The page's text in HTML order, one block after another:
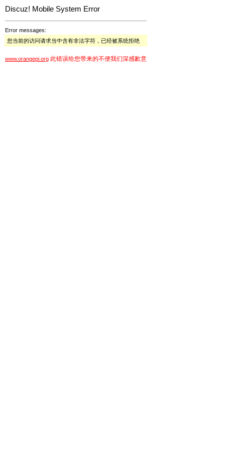
Discuz! Mobile System Error
Error messages:
您当前的访问请求当中含有非法字符，已经被系统拒绝
www.orangepi.org 此错误给您带来的不便我们深感歉意